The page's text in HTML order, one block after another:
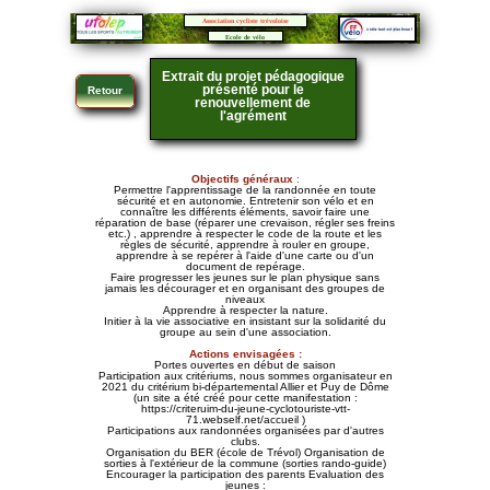
Objectifs généraux :
Permettre l'apprentissage de la randonnée en toute
sécurité et en autonomie. Entretenir son vélo et en
connaître les différents éléments, savoir faire une
réparation de base (réparer une crevaison, régler ses freins
etc.) , apprendre à respecter le code de la route et les
règles de sécurité, apprendre à rouler en groupe,
apprendre à se repérer à l'aide d'une carte ou d'un
document de repérage.
Faire progresser les jeunes sur le plan physique sans
jamais les décourager et en organisant des groupes de
niveaux
Apprendre à respecter la nature.
Initier à la vie associative en insistant sur la solidarité du
groupe au sein d'une association.
Actions envisagées :
Portes ouvertes en début de saison
Participation aux critériums, nous sommes organisateur en
2021 du critérium bi-départemental Allier et Puy de Dôme
(un site a été créé pour cette manifestation :
https://criteruim-du-jeune-cyclotouriste-vtt-
71.webself.net/accueil )
Participations aux randonnées organisées par d'autres
clubs.
Organisation du BER (école de Trévol) Organisation de
sorties à l'extérieur de la commune (sorties rando-guide)
Encourager la participation des parents Evaluation des
jeunes :
Retour
Extrait du projet pédagogique
présenté pour le
renouvellement de
l'agrément
Association cycliste trévoloise
Ecole de vélo